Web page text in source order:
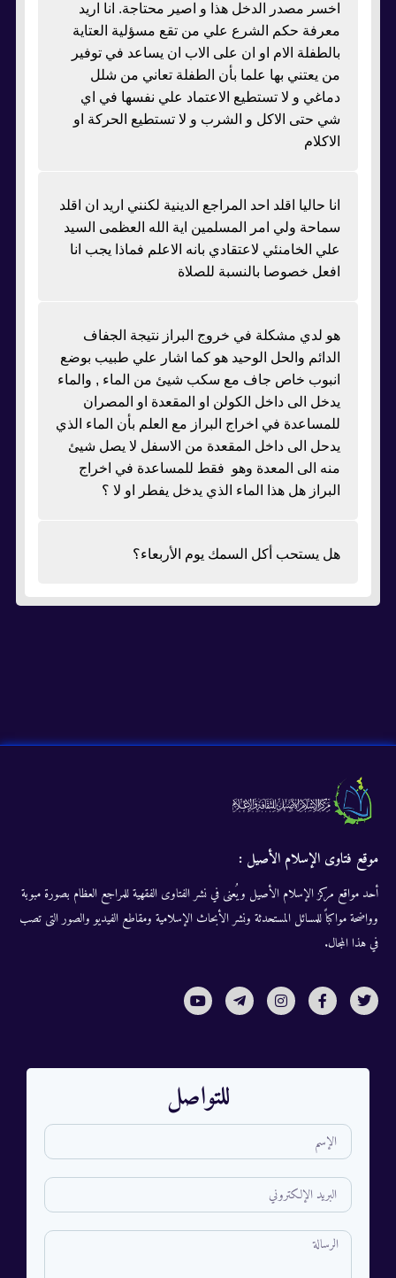
اخسر مصدر الدخل هذا و اصير محتاجة. انا اريد
معرفة حكم الشرع علي من تقع مسؤلية العتاية
بالطفلة الام او ان على الاب ان يساعد في توفير
من يعتني بها علما بأن الطفلة تعاني من شلل
دماغي و لا تستطيع الاعتماد علي نفسها في اي
شي حتى الاكل و الشرب و لا تستطيع الحركة او
الاكلام
انا حاليا اقلد احد المراجع الدينية لكنني اريد ان اقلد
سماحة ولي امر المسلمين اية الله العظمى السيد
علي الخامنئي لاعتقادي بانه الاعلم فماذا يجب انا
افعل خصوصا بالنسبة للصلاة
هو لدي مشكلة في خروج البراز نتيجة الجفاف
الدائم والحل الوحيد هو كما اشار علي طبيب بوضع
انبوب خاص جاف مع سكب شيئ من الماء , والماء
يدخل الى داخل الكولن او المقعدة او المصران
للمساعدة في اخراج البراز مع العلم بأن الماء الذي
يدحل الى داخل المقعدة من الاسفل لا يصل شيئ
منه الى المعدة وهو فقط للمساعدة في اخراج
البراز هل هذا الماء الذي يدخل يفطر او لا ؟
هل يستحب أكل السمك يوم الأربعاء؟
موقع فتاوى الإسلام الأصيل :
أحد مواقع مركز الإسلام الأصيل ويُعنى في نشر الفتاوى الفقهية للمراجع العظام بصورة مبوبة
وواضحة مواكباً للمسائل المستحدثة ونشر الأبحاث الإسلامية ومقاطع الفيديو والصور التى تصب
في هذا المجال.
للتواصل